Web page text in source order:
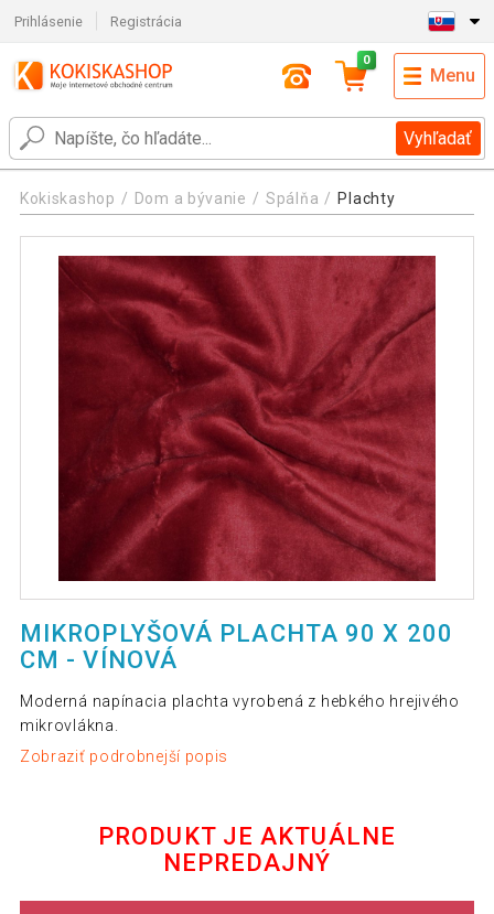
Prihlásenie Registrácia
Vyhľadať
0
Menu
Kokiskashop Dom a bývanie Spálňa Plachty
MIKROPLYŠOVÁ PLACHTA 90 X 200
CM - VÍNOVÁ
Moderná napínacia plachta vyrobená z hebkého hrejivého
mikrovlákna.
Zobraziť podrobnejší popis
PRODUKT JE AKTUÁLNE
NEPREDAJNÝ